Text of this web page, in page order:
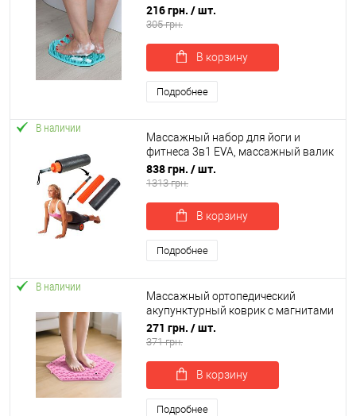
противоскользящий коврик-
скрабер для ванной OSPORT (MS
216 грн. / шт.
305 грн.
В корзину
Подробнее
В наличии
Массажный набор для йоги и
фитнеса 3в1 EVA, массажный валик
(йога ролл) + массажная палка
OSPORT (OF-0283)
838 грн. / шт.
1313 грн.
В корзину
Подробнее
В наличии
Массажный ортопедический
акупунктурный коврик с магнитами
для массажа ног и стоп 36x32 см
OSPORT (MS 4971)
271 грн. / шт.
371 грн.
В корзину
Подробнее